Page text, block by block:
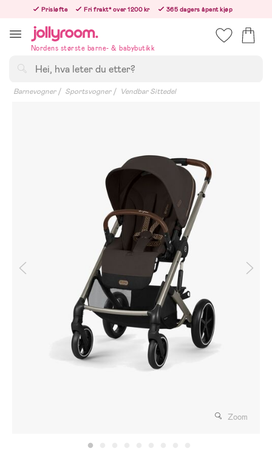
innehållet
Prisløfte Fri frakt* over 1200 kr
365 dagers åpent kjøp
Nordens største barne- & babybutikk
Barnevogner Sportsvogner Vendbar Sittedel
Zoom